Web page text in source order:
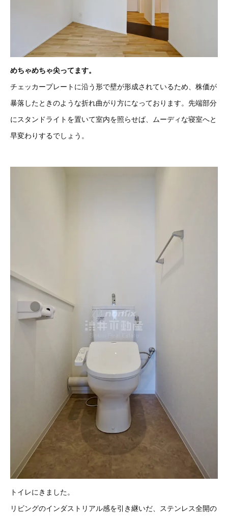
めちゃめちゃ尖ってます。
チェッカープレートに沿う形で壁が形成されているため、株価が
暴落したときのような折れ曲がり方になっております。先端部分
にスタンドライトを置いて室内を照らせば、ムーディな寝室へと
早変わりするでしょう。
トイレにきました。
リビングのインダストリアル感を引き継いだ、ステンレス全開の